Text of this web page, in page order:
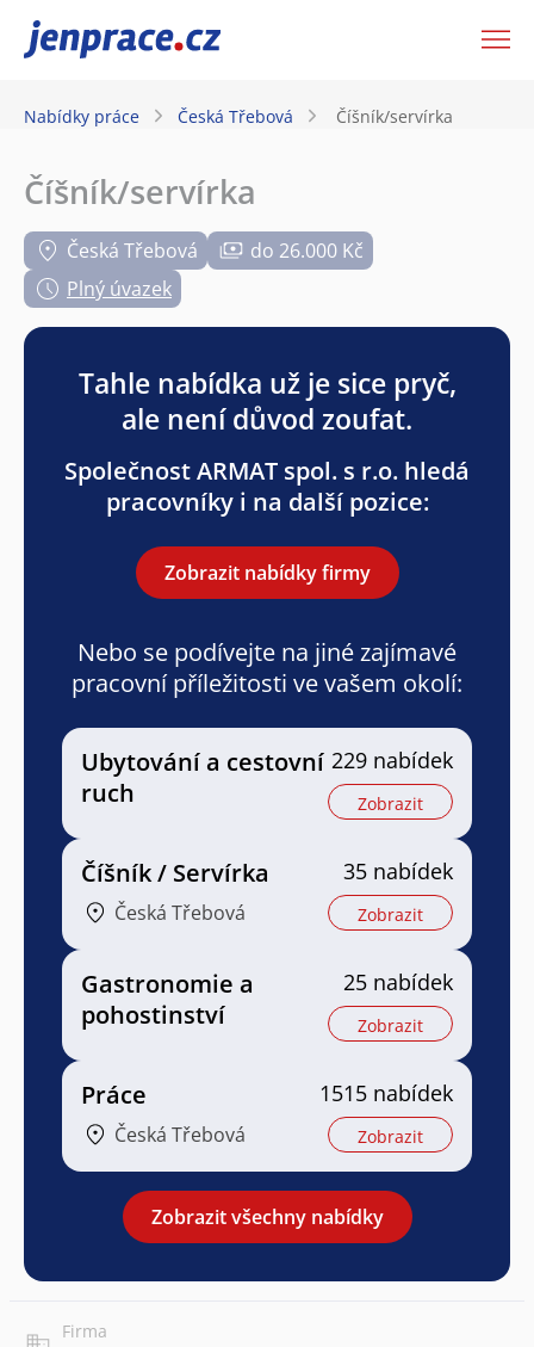
JenPráce.cz
Nabídky práce Česká Třebová Číšník/servírka
Číšník/servírka
Česká Třebová
do 26.000 Kč
Plný úvazek
Tahle nabídka už je sice pryč,
ale není důvod zoufat.
Společnost ARMAT spol. s r.o. hledá
pracovníky i na další pozice:
Zobrazit nabídky firmy
Nebo se podívejte na jiné zajímavé
pracovní příležitosti ve vašem okolí:
Ubytování a cestovní
ruch
229 nabídek
Zobrazit
Číšník / Servírka
Česká Třebová
35 nabídek
Zobrazit
Gastronomie a
pohostinství
25 nabídek
Zobrazit
Práce
Česká Třebová
1515 nabídek
Zobrazit
Zobrazit všechny nabídky
Firma